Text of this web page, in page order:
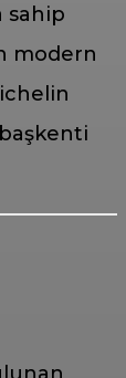
sahip
modern